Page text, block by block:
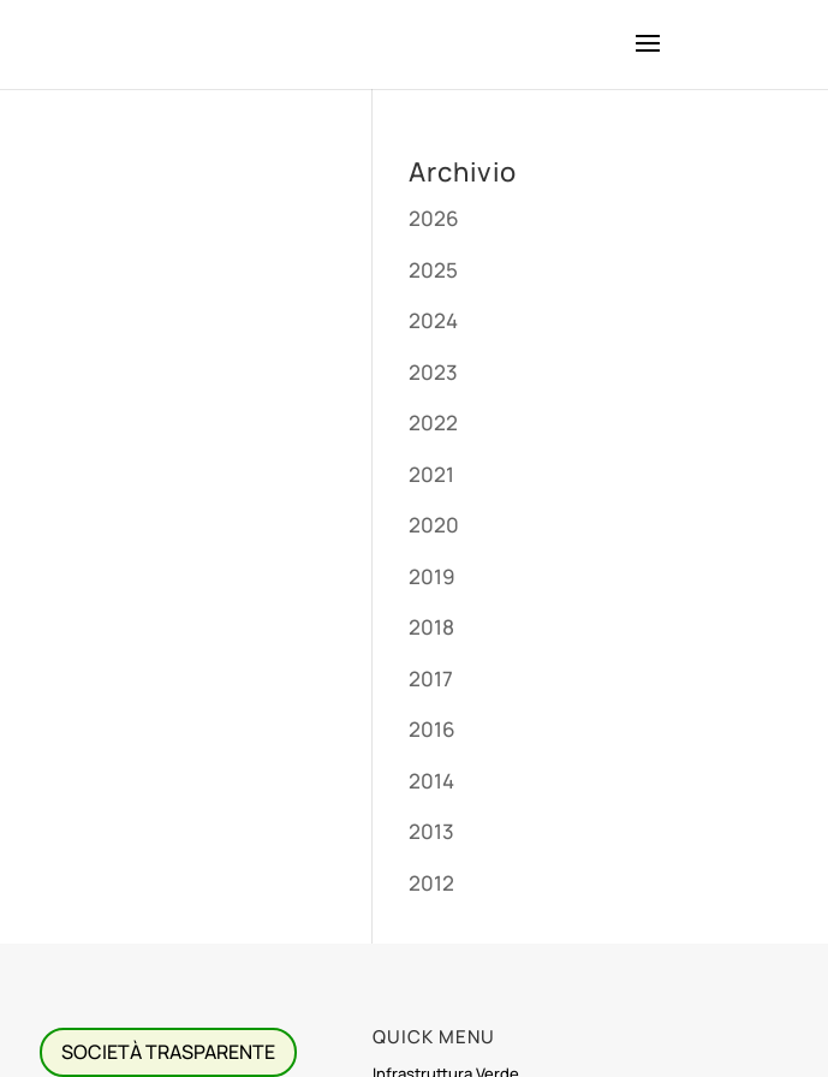
Archivio
2026
2025
2024
2023
2022
2021
2020
2019
2018
2017
2016
2014
2013
2012
SOCIETÀ TRASPARENTE
QUICK MENU